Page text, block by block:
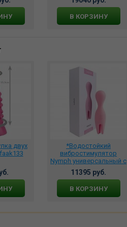
torcb001
В КОРЗИНУ
двух
*Водостойкий
вибростимулятор
Nymph универсальный с
игривыми подвижными
тентаклями розовый,
11395 руб.
В КОРЗИНУ